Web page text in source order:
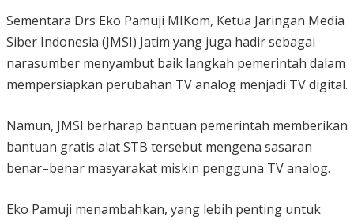
Sementara Drs Eko Pamuji MIKom, Ketua Jaringan Media
Siber Indonesia (JMSI) Jatim yang juga hadir sebagai
narasumber menyambut baik langkah pemerintah dalam
mempersiapkan perubahan TV analog menjadi TV digital.
Namun, JMSI berharap bantuan pemerintah memberikan
bantuan gratis alat STB tersebut mengena sasaran
benar–benar masyarakat miskin pengguna TV analog.
Eko Pamuji menambahkan, yang lebih penting untuk